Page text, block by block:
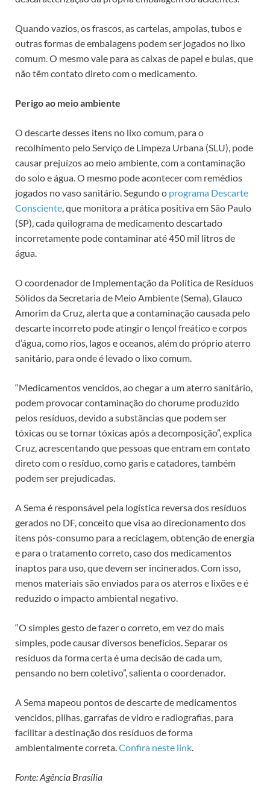
Quando vazios, os frascos, as cartelas, ampolas, tubos e
outras formas de embalagens podem ser jogados no lixo
comum. O mesmo vale para as caixas de papel e bulas, que
não têm contato direto com o medicamento.
Perigo ao meio ambiente
O descarte desses itens no lixo comum, para o
recolhimento pelo Serviço de Limpeza Urbana (SLU), pode
causar prejuízos ao meio ambiente, com a contaminação
do solo e água. O mesmo pode acontecer com remédios
jogados no vaso sanitário. Segundo o programa Descarte
Consciente, que monitora a prática positiva em São Paulo
(SP), cada quilograma de medicamento descartado
incorretamente pode contaminar até 450 mil litros de
água.
O coordenador de Implementação da Política de Resíduos
Sólidos da Secretaria de Meio Ambiente (Sema), Glauco
Amorim da Cruz, alerta que a contaminação causada pelo
descarte incorreto pode atingir o lençol freático e corpos
d’água, como rios, lagos e oceanos, além do próprio aterro
sanitário, para onde é levado o lixo comum.
“Medicamentos vencidos, ao chegar a um aterro sanitário,
podem provocar contaminação do chorume produzido
pelos resíduos, devido a substâncias que podem ser
tóxicas ou se tornar tóxicas após a decomposição”, explica
Cruz, acrescentando que pessoas que entram em contato
direto com o resíduo, como garis e catadores, também
podem ser prejudicadas.
A Sema é responsável pela logística reversa dos resíduos
gerados no DF, conceito que visa ao direcionamento dos
itens pós-consumo para a reciclagem, obtenção de energia
e para o tratamento correto, caso dos medicamentos
inaptos para uso, que devem ser incinerados. Com isso,
menos materiais são enviados para os aterros e lixões e é
reduzido o impacto ambiental negativo.
“O simples gesto de fazer o correto, em vez do mais
simples, pode causar diversos benefícios. Separar os
resíduos da forma certa é uma decisão de cada um,
pensando no bem coletivo”, salienta o coordenador.
A Sema mapeou pontos de descarte de medicamentos
vencidos, pilhas, garrafas de vidro e radiografias, para
facilitar a destinação dos resíduos de forma
ambientalmente correta.Confira neste link.
Fonte: Agência Brasília